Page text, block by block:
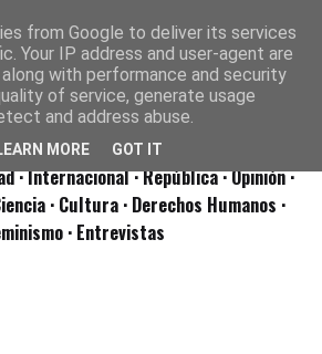
· Internacional· República· Opinión·
·Cultura · Derechos Humanos ·
·Entrevistas
from Google to deliver its services
Your IP address and user-agent are
with performance and security
of service, generate usage
and address abuse.
MORE GOT IT